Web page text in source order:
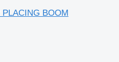
BOOM